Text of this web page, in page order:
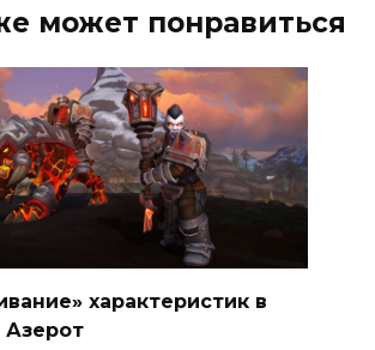
может понравиться
характеристик в
Азерот